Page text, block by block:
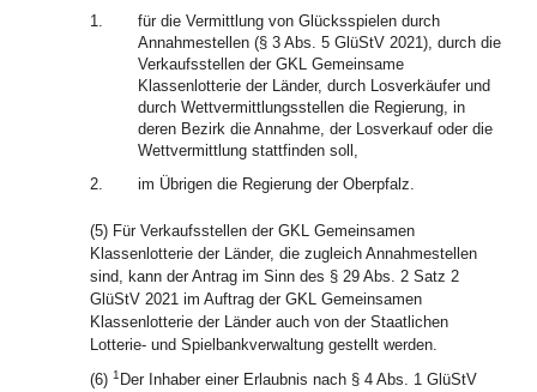
1.
für die Vermittlung von Glücksspielen durch
Annahmestellen (§ 3 Abs. 5 GlüStV 2021), durch die
Verkaufsstellen der GKL Gemeinsame
Klassenlotterie der Länder, durch Losverkäufer und
durch Wettvermittlungsstellen die Regierung, in
deren Bezirk die Annahme, der Losverkauf oder die
Wettvermittlung stattfinden soll,
2.
im Übrigen die Regierung der Oberpfalz.
(5) Für Verkaufsstellen der GKL Gemeinsamen
Klassenlotterie der Länder, die zugleich Annahmestellen
sind, kann der Antrag im Sinn des § 29 Abs. 2 Satz 2
GlüStV 2021 im Auftrag der GKL Gemeinsamen
Klassenlotterie der Länder auch von der Staatlichen
Lotterie- und Spielbankverwaltung gestellt werden.
(6) 1 Der Inhaber einer Erlaubnis nach § 4 Abs. 1 GlüStV